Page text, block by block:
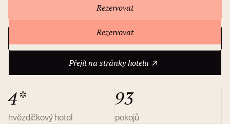
Rezervovat
Rezervovat
Přejít na stránky hotelu
Přejít na stránky hotelu
4*
hvězdičkový hotel
93
pokojů